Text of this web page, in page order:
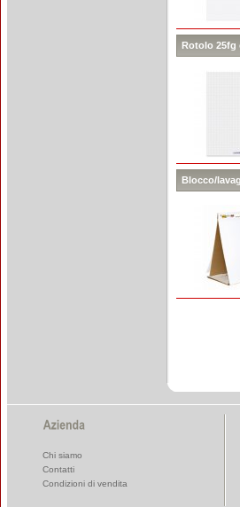
Rotolo 25fg
Blocco/
Chi siamo
Contatti
Condizioni di vendita